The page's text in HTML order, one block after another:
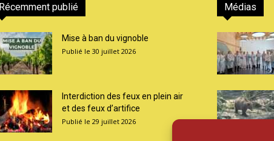
Récemment publié
Mise à ban du vignoble
30 juillet 2026
Interdiction des feux en plein air
et des feux d’artifice
29 juillet 2026
Médias